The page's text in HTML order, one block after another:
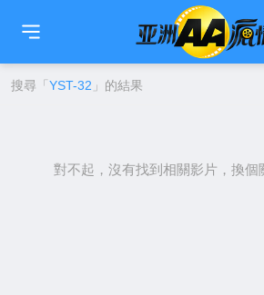
🇹🇼 简中 🇺🇸EN 🇯🇵
搜尋「 YST-32 」的結果
對不起，沒有找到相關影片，換個